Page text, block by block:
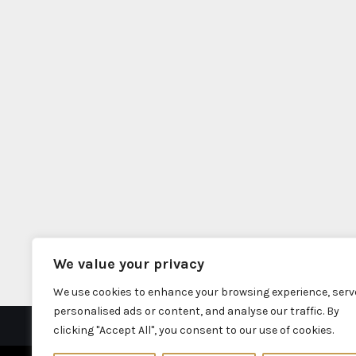
We value your privacy
We use cookies to enhance your browsing experience,
personalised ads or content, and analyse our traffic. By
clicking "Accept All", you consent to our use of cookies.